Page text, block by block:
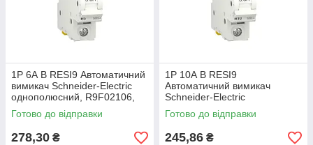
1P 6А B RESI9 Автоматичний
вимикач Schneider-Electric
однополюсний, R9F02106,
модульний Шнайдер автомат
Готово до відправки
278,30 ₴
1P 10А B RESI9
Автоматичний вимикач
Schneider-Electric
однополюсний, R9F02110,
модульний Шнайдер автомат
Готово до відправки
245,86 ₴